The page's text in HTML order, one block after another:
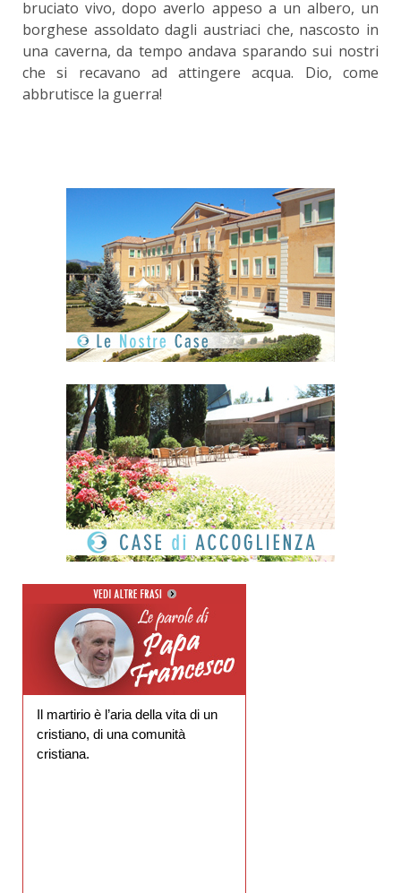
bruciato vivo, dopo averlo appeso a un albero, un
borghese assoldato dagli austriaci che, nascosto in
una caverna, da tempo andava sparando sui nostri
che si recavano ad attingere acqua. Dio, come
abbrutisce la guerra!
Il martirio è l’aria della vita di un
cristiano, di una comunità
cristiana.